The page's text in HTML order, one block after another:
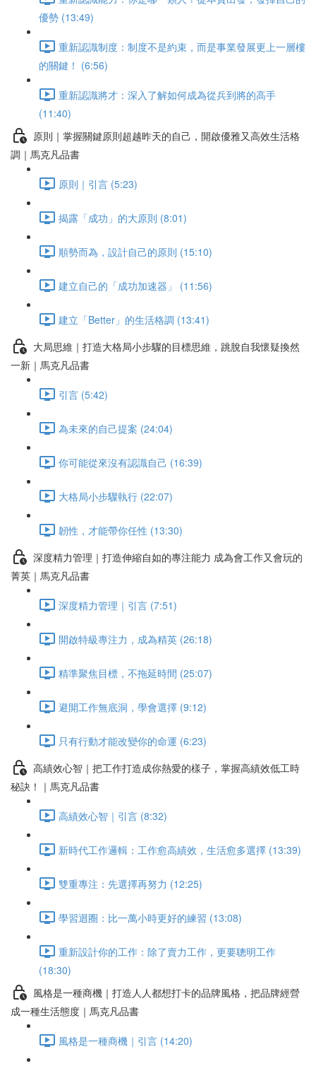
優勢 (13:49)
重新認識制度：制度不是約束，而是事業發展更上一層樓
的關鍵！ (6:56)
重新認識將才：深入了解如何成為從兵到將的高手
(11:40)
原則｜掌握關鍵原則超越昨天的自己，開啟優雅又高效生活格
調｜馬克凡品書
原則｜引言 (5:23)
揭露「成功」的大原則 (8:01)
順勢而為，設計自己的原則 (15:10)
建立自己的「成功加速器」 (11:56)
建立「Better」的生活格調 (13:41)
大局思維｜打造大格局小步驟的目標思維，跳脫自我懷疑換然
一新｜馬克凡品書
引言 (5:42)
為未來的自己提案 (24:04)
你可能從來沒有認識自己 (16:39)
大格局小步驟執行 (22:07)
韌性，才能帶你任性 (13:30)
深度精力管理｜打造伸縮自如的專注能力 成為會工作又會玩的
菁英｜馬克凡品書
深度精力管理｜引言 (7:51)
開啟特級專注力，成為精英 (26:18)
精準聚焦目標，不拖延時間 (25:07)
避開工作無底洞，學會選擇 (9:12)
只有行動才能改變你的命運 (6:23)
高績效心智｜把工作打造成你熱愛的樣子，掌握高績效低工時
秘訣！｜馬克凡品書
高績效心智｜引言 (8:32)
新時代工作邏輯：工作愈高績效，生活愈多選擇 (13:39)
雙重專注：先選擇再努力 (12:25)
學習迴圈：比一萬小時更好的練習 (13:08)
重新設計你的工作：除了賣力工作，更要聰明工作
(18:30)
風格是一種商機｜打造人人都想打卡的品牌風格，把品牌經營
成一種生活態度｜馬克凡品書
風格是一種商機｜引言 (14:20)